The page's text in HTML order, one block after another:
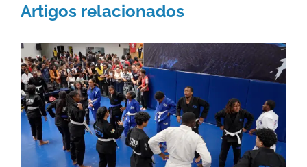
Artigos relacionados